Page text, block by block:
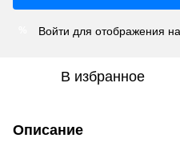
Войти для отображения
В избранное
Описание